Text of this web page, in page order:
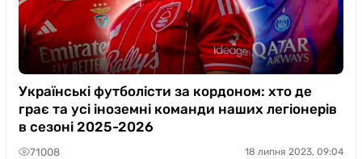
Українські футболісти за кордоном: хто де
грає та усі іноземні команди наших легіонерів
в сезоні 2025-2026
71008 18 липня 2023, 09:04